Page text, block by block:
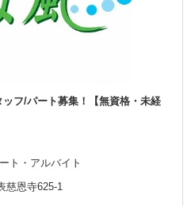
ッフ/パート募集！【無資格・未経
ト・アルバイト
慈恩寺625-1